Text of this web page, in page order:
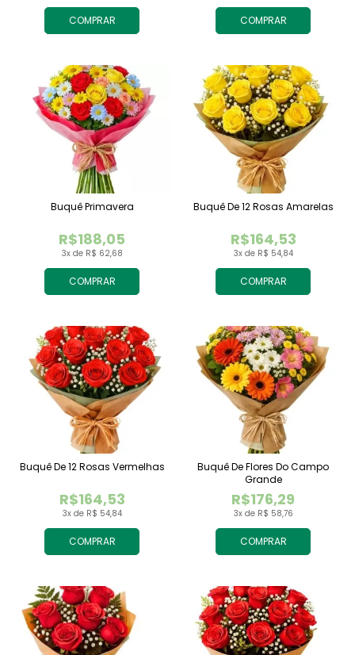
COMPRAR COMPRAR
COMPRAR
3x de R$ 62,68
R$188,05
Buquê Primavera
COMPRAR
3x de R$ 54,84
R$164,53
Buquê De 12 Rosas Amarelas
COMPRAR
3x de R$ 54,84
R$164,53
Buquê De 12 Rosas Vermelhas
COMPRAR
3x de R$ 58,76
R$176,29
Buquê De Flores Do Campo
Grande